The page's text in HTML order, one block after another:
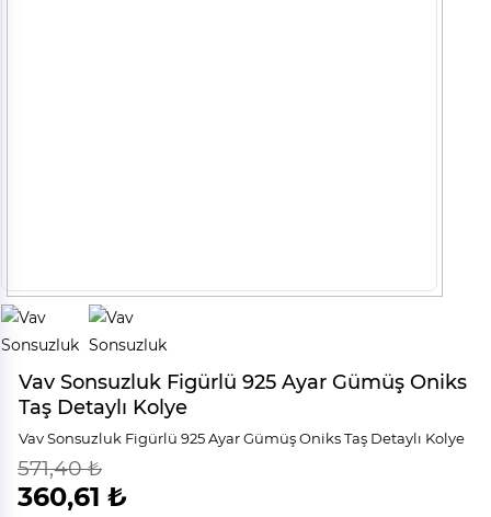
Vav Sonsuzluk Figürlü 925 Ayar Gümüş Oniks
Taş Detaylı Kolye
Vav Sonsuzluk Figürlü 925 Ayar Gümüş Oniks Taş Detaylı Kolye
%37
indirim
571,40 ₺
360,61 ₺